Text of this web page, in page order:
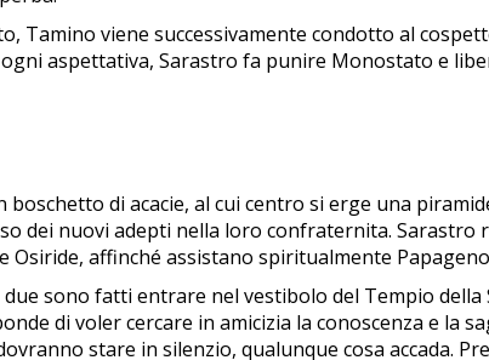
Tamino viene successivamente condotto al
aspettativa, Sarastro fa punire Monostato e
boschetto di acacie, al cui centro si erge una
dei nuovi adepti nella loro confraternita.
Osiride, affinché assistano spiritualmente
sono fatti entrare nel vestibolo del Tempio
di voler cercare in amicizia la conoscenza e la
stare in silenzio, qualunque cosa accada.